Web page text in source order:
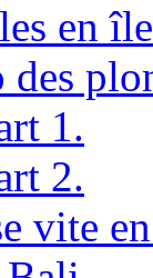
en
1.
2.
vite